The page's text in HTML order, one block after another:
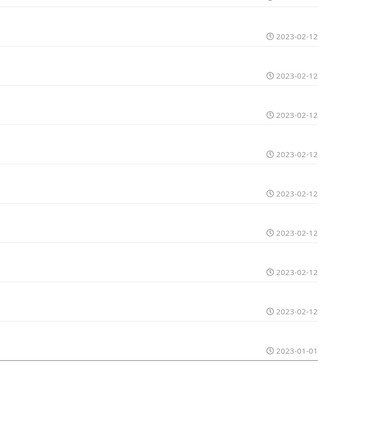
2023-02-12
2023-02-12
2023-02-12
2023-02-12
2023-02-12
2023-02-12
2023-02-12
2023-02-12
2023-01-01